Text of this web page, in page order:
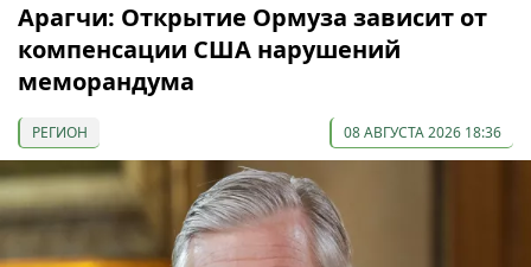
Арагчи: Открытие Ормуза зависит от
компенсации США нарушений
меморандума
РЕГИОН 08 АВГУСТА 2026 18:36